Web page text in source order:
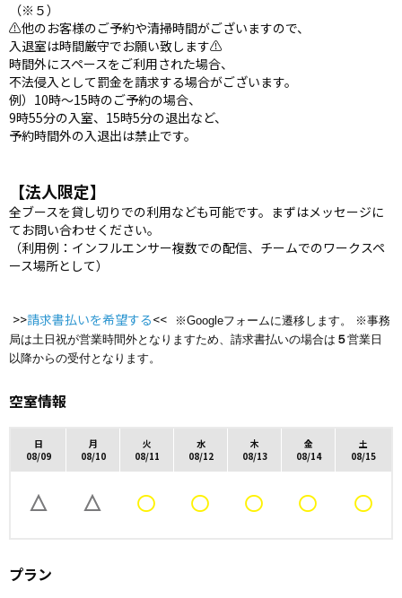
（※５）
⚠️他のお客様のご予約や清掃時間がございますので、
入退室は時間厳守でお願い致します⚠️
時間外にスペースをご利用された場合、
不法侵入として罰金を請求する場合がございます。
例）10時〜15時のご予約の場合、
9時55分の入室、15時5分の退出など、
予約時間外の入退出は禁止です。
【法人限定】
全ブースを貸し切りでの利用なども可能です。まずはメッセージに
てお問い合わせください。
（利用例：インフルエンサー複数での配信、チームでのワークスペ
ース場所として）
>>請求書払いを希望する<<
※Googleフォームに遷移します。 ※事務
局は土日祝が営業時間外となりますため、請求書払いの場合は ５営業日
以降からの受付となります。
空室情報
日
08/09
月
08/10
火
08/11
水
08/12
木
08/13
金
08/14
土
08/15
プラン